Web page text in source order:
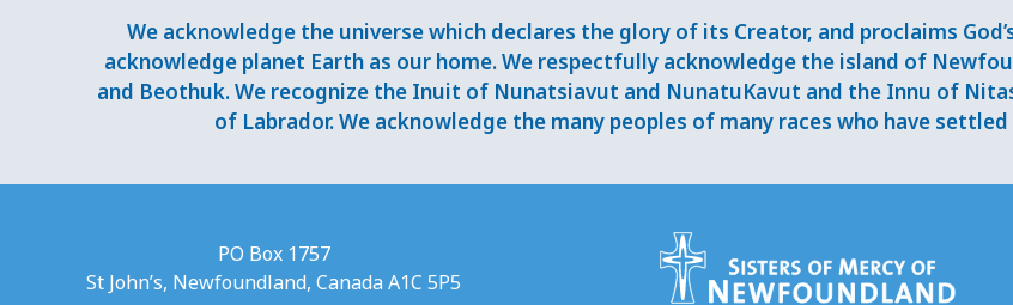
We acknowledge the universe which declares the glory of its Creator, and proclaims
acknowledge planet Earth as our home. We respectfully acknowledge the island of
and Beothuk. We recognize the Inuit of Nunatsiavut and NunatuKavut and the Innu of
of Labrador. We acknowledge the many peoples of many races who have
PO Box 1757
St John’s, Newfoundland, Canada A1C 5P5